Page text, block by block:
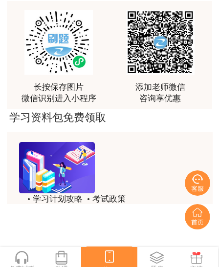
客户回复迅速，热心解答，购买体验很不错。
用户m2****88
讲得好
林老师讲得非常好！
用户m8****66
用户c2****r6
林轩老师是一个好老师，给我留下了深刻的影响
用户m1****88
冲着林轩老师过来买的课程，没时间学，就看了冲刺
林轩老师讲课实战型太强了，超级喜欢
长按保存图片
微信识别进入小程序
添加老师微信
咨询享优惠
学习资料包免费领取
学习计划攻略
考试政策